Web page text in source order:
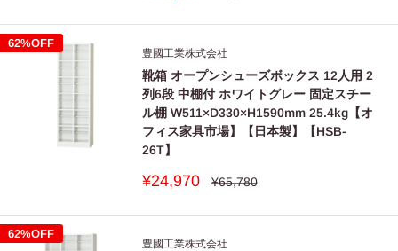
価
格
62%OFF
豊國工業株式会社
靴箱 オープンシューズボックス 12人用 2
列6段 中棚付 ホワイトグレー 固定スチー
ル棚 W511×D330×H1590mm 25.4kg【オ
フィス家具市場】【日本製】【HSB-
26T】
販
価
¥24,970
通
格
¥65,780
62%OFF
豊國工業株式会社